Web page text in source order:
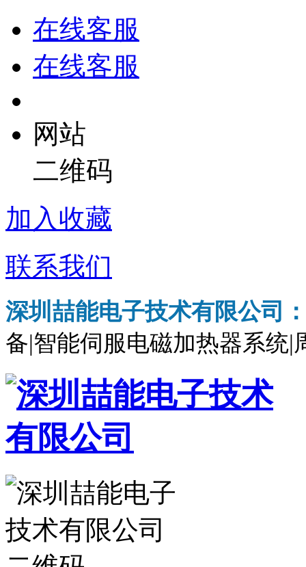
在线客服
在线客服
网站
二维码
加入收藏
联系我们
深圳喆能电子技术有限公司
备|智能伺服电磁加热器系统|